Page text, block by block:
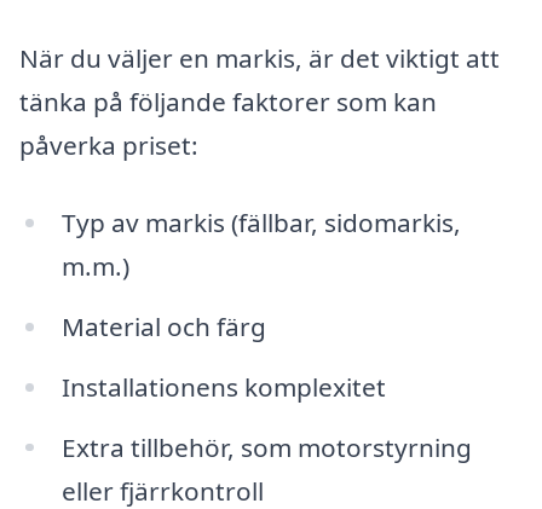
När du väljer en markis, är det viktigt att
tänka på följande faktorer som kan
påverka priset:
Typ av markis (fällbar, sidomarkis,
m.m.)
Material och färg
Installationens komplexitet
Extra tillbehör, som motorstyrning
eller fjärrkontroll